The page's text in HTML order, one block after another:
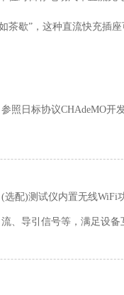
茶歇”，这种直流快充插
参照日标协议CHAdeMO开
(选配)测试仪内置无线WiFi
流、导引信号等，满足设备